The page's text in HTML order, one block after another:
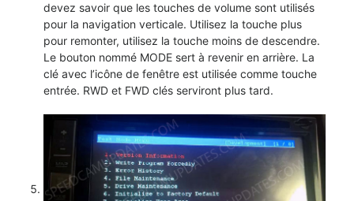
devez savoir que les touches de volume sont utilisés
pour la navigation verticale. Utilisez la touche plus
pour remonter, utilisez la touche moins de descendre.
Le bouton nommé MODE sert à revenir en arrière. La
clé avec l’icône de fenêtre est utilisée comme touche
entrée. RWD et FWD clés serviront plus tard.